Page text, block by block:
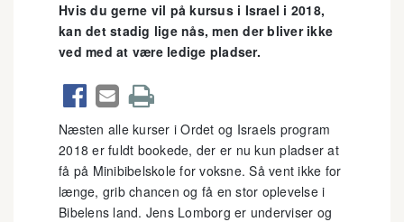
Hvis du gerne vil på kursus i Israel i 2018,
kan det stadig lige nås, men der bliver ikke
ved med at være ledige pladser.
  
Næsten alle kurser i Ordet og Israels program
2018 er fuldt bookede, der er nu kun pladser at
få på Minibibelskole for voksne. Så vent ikke for
længe, grib chancen og få en stor oplevelse i
Bibelens land. Jens Lomborg er underviser og